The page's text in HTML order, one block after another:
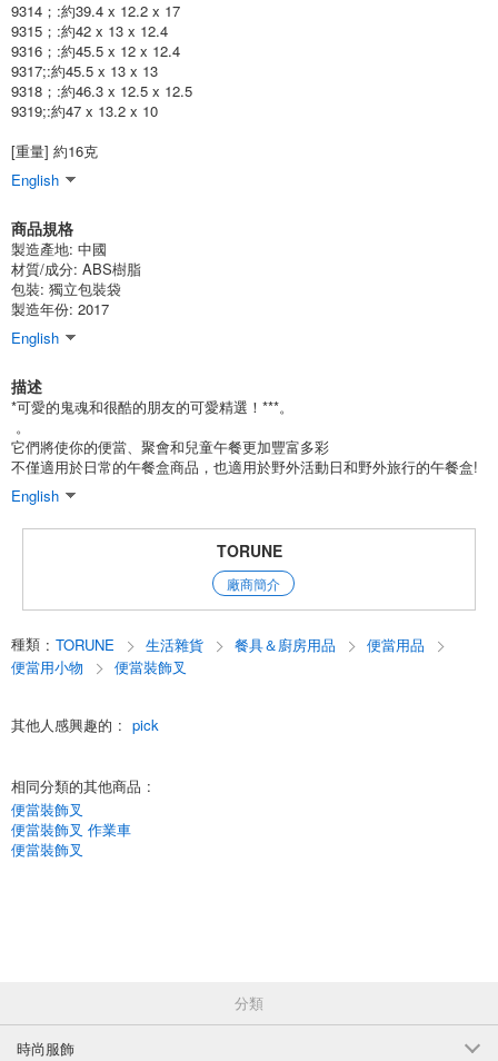
9314；:約39.4 x 12.2 x 17
9315；:約42 x 13 x 12.4
9316；:約45.5 x 12 x 12.4
9317;:約45.5 x 13 x 13
9318；:約46.3 x 12.5 x 12.5
9319;:約47 x 13.2 x 10
[重量] 約16克
English
商品規格
製造產地: 中國
材質/成分: ABS樹脂
包裝: 獨立包裝袋
製造年份: 2017
English
描述
*可愛的鬼魂和很酷的朋友的可愛精選！***。
。
它們將使你的便當、聚會和兒童午餐更加豐富多彩
不僅適用於日常的午餐盒商品，也適用於野外活動日和野外旅行的午餐盒!
English
TORUNE
廠商簡介
種類 : TORUNE 生活雜貨 餐具＆廚房用品
便當用品
便當用小物
便當裝飾叉
其他人感興趣的 : pick
相同分類的其他商品 :
便當裝飾叉
便當裝飾叉 作業車
便當裝飾叉
分類
時尚服飾